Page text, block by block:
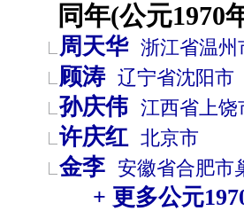
同年(公元1970
周天华 浙江省温州
顾涛 辽宁省沈阳市
孙庆伟 江西省上饶
许庆红 北京市
金李 安徽省合肥市
+ 更多公元